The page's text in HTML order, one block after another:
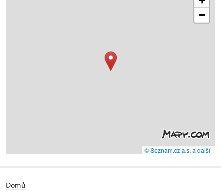
−
© Seznam.cz a.s. a další
Domů